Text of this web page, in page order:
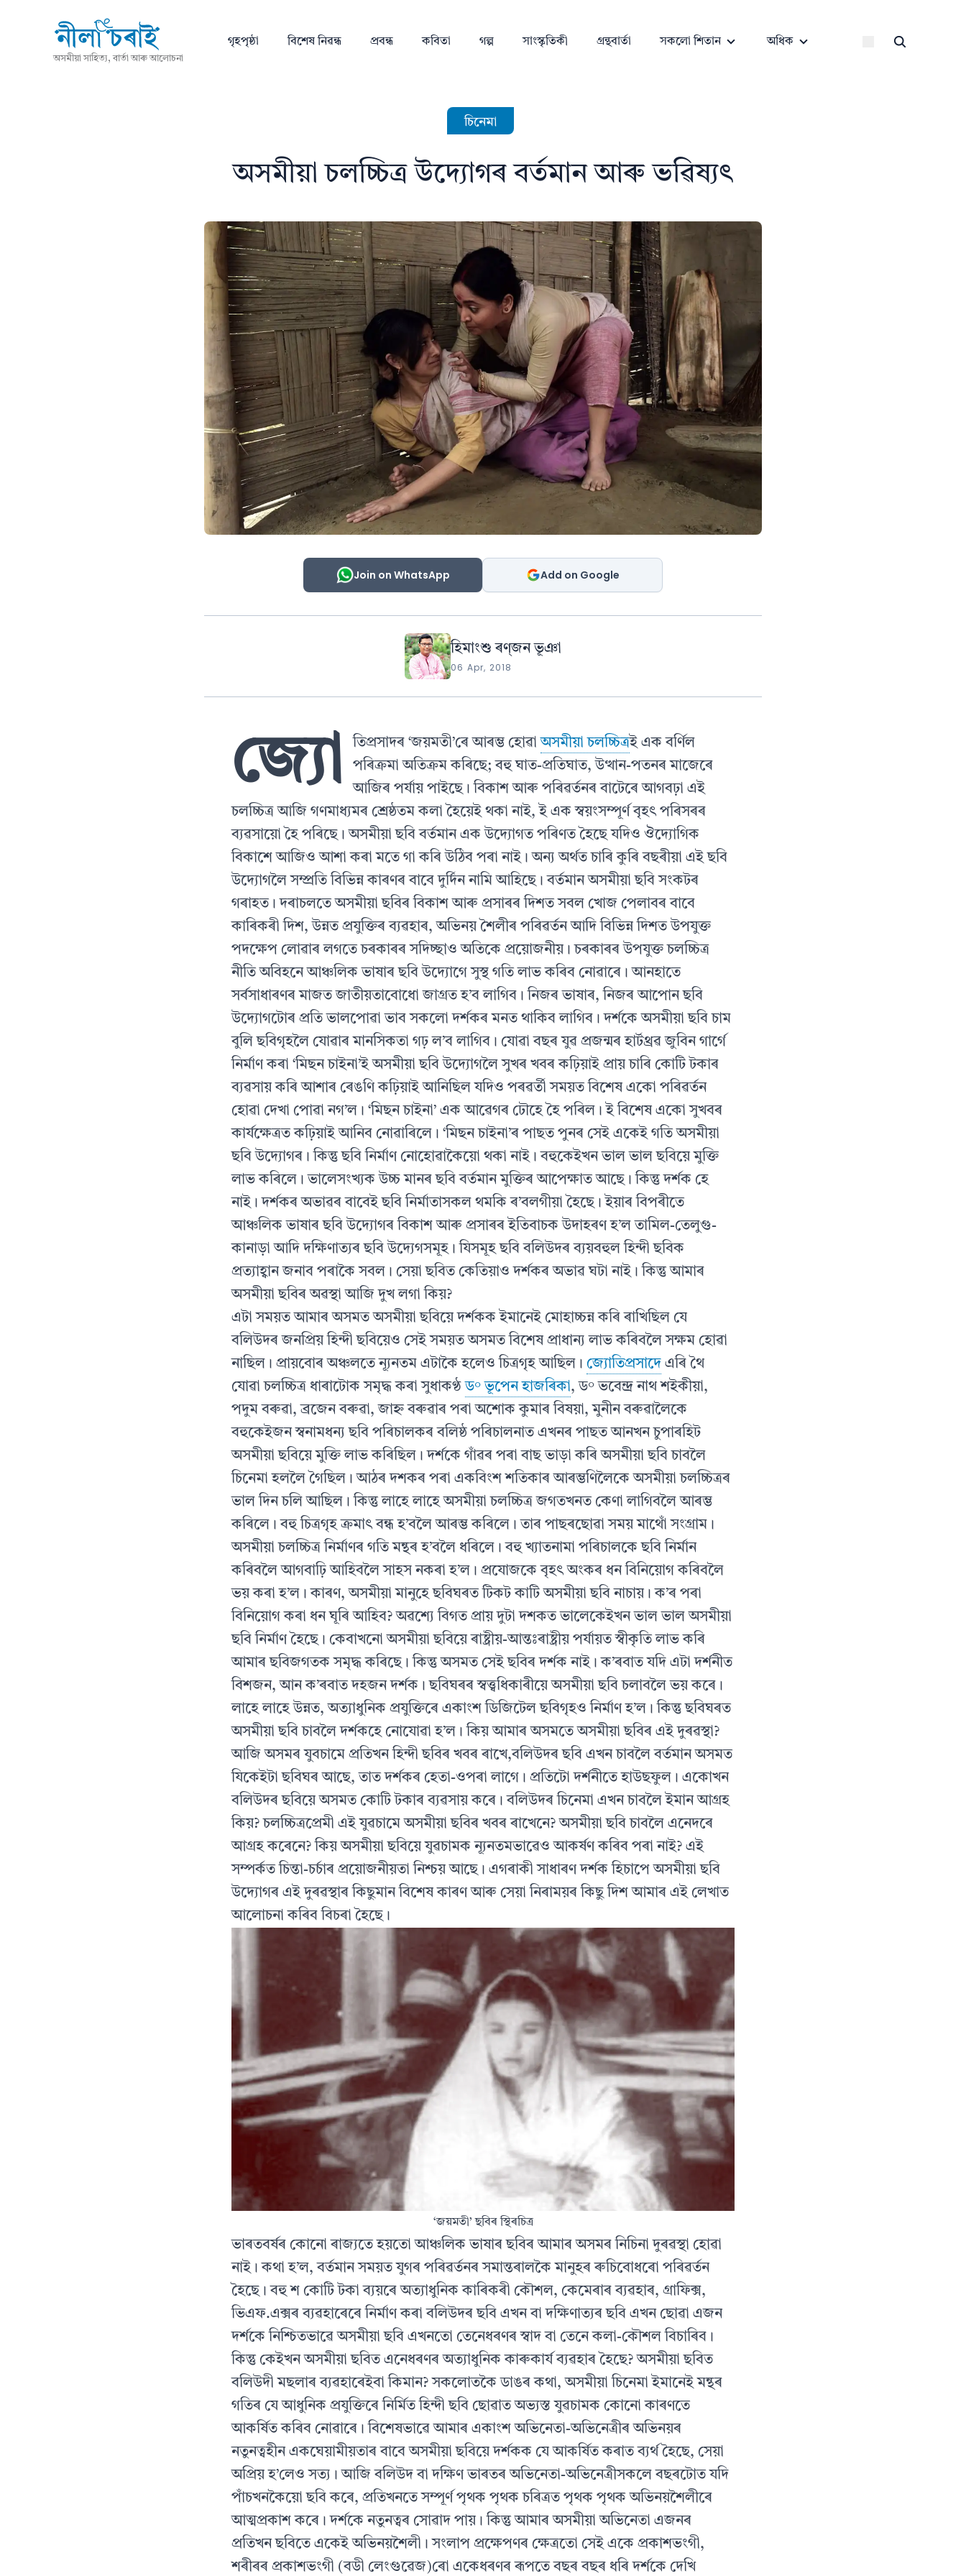
অসমীয়া সাহিত্য, বাৰ্তা আৰু আলোচনা
গৃহপৃষ্ঠা বিশেষ নিৱন্ধ প্ৰবন্ধ কবিতা গল্প সাংস্কৃতিকী গ্ৰন্থবাৰ্তা সকলো শিতান অধিক
চিনেমা
অসমীয়া চলচ্চিত্ৰ উদ্যোগৰ বৰ্তমান আৰু ভৱিষ্যৎ
Join on WhatsApp Add on Google
হিমাংশু ৰণ্‌জন ভূঞা
06 Apr, 2018
জ্যো তিপ্ৰসাদৰ ‘জয়মতী’ৰে আৰম্ভ হোৱা অসমীয়া চলচ্চিত্রই এক বর্ণিল
পৰিক্ৰমা অতিক্রম কৰিছে; বহু ঘাত-প্রতিঘাত, উত্থান-পতনৰ মাজেৰে
আজিৰ পর্যায় পাইছে। বিকাশ আৰু পৰিৱৰ্তনৰ বাটেৰে আগবঢ়া এই
চলচ্চিত্র আজি গণমাধ্যমৰ শ্রেষ্ঠতম কলা হৈয়েই থকা নাই, ই এক স্বয়ংসম্পূর্ণ বৃহৎ পৰিসৰৰ
ব্যৱসায়ো হৈ পৰিছে। অসমীয়া ছবি বর্তমান এক উদ্যোগত পৰিণত হৈছে যদিও ঔদ্যোগিক
বিকাশে আজিও আশা কৰা মতে গা কৰি উঠিব পৰা নাই। অন্য অর্থত চাৰি কুৰি বছৰীয়া এই ছবি
উদ্যোগলৈ সম্প্রতি বিভিন্ন কাৰণৰ বাবে দুর্দিন নামি আহিছে। বর্তমান অসমীয়া ছবি সংকটৰ
গৰাহত। দৰাচলতে অসমীয়া ছবিৰ বিকাশ আৰু প্ৰসাৰৰ দিশত সবল খোজ পেলাবৰ বাবে
কাৰিকৰী দিশ, উন্নত প্রযুক্তিৰ ব্যৱহাৰ, অভিনয় শৈলীৰ পৰিৱৰ্তন আদি বিভিন্ন দিশত উপযুক্ত
পদক্ষেপ লোৱাৰ লগতে চৰকাৰৰ সদিচ্ছাও অতিকে প্রয়োজনীয়। চৰকাৰৰ উপযুক্ত চলচ্চিত্র
নীতি অবিহনে আঞ্চলিক ভাষাৰ ছবি উদ্যোগে সুস্থ গতি লাভ কৰিব নোৱাৰে। আনহাতে
সর্বসাধাৰণৰ মাজত জাতীয়তাবোধো জাগ্ৰত হ’ব লাগিব। নিজৰ ভাষাৰ, নিজৰ আপোন ছবি
উদ্যোগটোৰ প্রতি ভালপোৱা ভাব সকলো দর্শকৰ মনত থাকিব লাগিব। দর্শকে অসমীয়া ছবি চাম
বুলি ছবিগৃহলৈ যোৱাৰ মানসিকতা গঢ় ল’ব লাগিব। যোৱা বছৰ যুৱ প্ৰজন্মৰ হার্টথ্রৱ জুবিন গার্গে
নির্মাণ কৰা ‘মিছন চাইনা’ই অসমীয়া ছবি উদ্যোগলৈ সুখৰ খবৰ কঢ়িয়াই প্রায় চাৰি কোটি টকাৰ
ব্যৱসায় কৰি আশাৰ ৰেঙণি কঢ়িয়াই আনিছিল যদিও পৰৱৰ্তী সময়ত বিশেষ একো পৰিৱৰ্তন
হোৱা দেখা পোৱা নগ’ল। ‘মিছন চাইনা’ এক আৱেগৰ ঢৌহে হৈ পৰিল। ই বিশেষ একো সুখবৰ
কার্যক্ষেত্ৰত কঢ়িয়াই আনিব নোৱাৰিলে। ‘মিছন চাইনা’ৰ পাছত পুনৰ সেই একেই গতি অসমীয়া
ছবি উদ্যোগৰ। কিন্তু ছবি নির্মাণ নোহোৱাকৈয়ো থকা নাই। বহুকেইখন ভাল ভাল ছবিয়ে মুক্তি
লাভ কৰিলে। ভালেসংখ্যক উচ্চ মানৰ ছবি বর্তমান মুক্তিৰ আপেক্ষাত আছে। কিন্তু দর্শক হে
নাই। দর্শকৰ অভাৱৰ বাবেই ছবি নির্মাতাসকল থমকি ৰ’বলগীয়া হৈছে। ইয়াৰ বিপৰীতে
আঞ্চলিক ভাষাৰ ছবি উদ্যোগৰ বিকাশ আৰু প্ৰসাৰৰ ইতিবাচক উদাহৰণ হ’ল তামিল-তেলুগু-
কানাড়া আদি দক্ষিণাত্যৰ ছবি উদ্যেগসমূহ। যিসমূহ ছবি বলিউদৰ ব্যয়বহুল হিন্দী ছবিক
প্রত্যাহ্বান জনাব পৰাকৈ সবল। সেয়া ছবিত কেতিয়াও দর্শকৰ অভাৱ ঘটা নাই। কিন্তু আমাৰ
অসমীয়া ছবিৰ অৱস্থা আজি দুখ লগা কিয়?
এটা সময়ত আমাৰ অসমত অসমীয়া ছবিয়ে দর্শকক ইমানেই মোহাচ্চন্ন কৰি ৰাখিছিল যে
বলিউদৰ জনপ্রিয় হিন্দী ছবিয়েও সেই সময়ত অসমত বিশেষ প্রাধান্য লাভ কৰিবলৈ সক্ষম হোৱা
নাছিল । প্ৰায়বোৰ অঞ্চলতে ন্যূনতম এটাকৈ হলেও চিত্ৰগৃহ আছিল। জ্যোতিপ্ৰসাদে এৰি থৈ
যোৱা চলচ্চিত্র ধাৰাটোক সমৃদ্ধ কৰা সুধাকণ্ঠ ড° ভূপেন হাজৰিকা, ড° ভবেন্দ্ৰ নাথ শইকীয়া,
পদুম বৰুৱা, ব্ৰজেন বৰুৱা, জাহ্ন বৰুৱাৰ পৰা অশোক কুমাৰ বিষয়া, মুনীন বৰুৱালৈকে
বহুকেইজন স্বনামধন্য ছবি পৰিচালকৰ বলিষ্ঠ পৰিচালনাত এখনৰ পাছত আনখন চুপাৰহিট
অসমীয়া ছবিয়ে মুক্তি লাভ কৰিছিল। দর্শকে গাঁৱৰ পৰা বাছ ভাড়া কৰি অসমীয়া ছবি চাবলৈ
চিনেমা হললৈ গৈছিল। আঠৰ দশকৰ পৰা একবিংশ শতিকাৰ আৰম্ভণিলৈকে অসমীয়া চলচ্চিত্ৰৰ
ভাল দিন চলি আছিল। কিন্তু লাহে লাহে অসমীয়া চলচ্চিত্র জগতখনত কেণা লাগিবলৈ আৰম্ভ
কৰিলে। বহু চিত্ৰগৃহ ক্ৰমাৎ বন্ধ হ’বলৈ আৰম্ভ কৰিলে। তাৰ পাছৰছোৱা সময় মাথোঁ সংগ্রাম।
অসমীয়া চলচ্চিত্র নির্মাণৰ গতি মন্থৰ হ’বলৈ ধৰিলে। বহু খ্যাতনামা পৰিচালকে ছবি নির্মান
কৰিবলৈ আগবাঢ়ি আহিবলৈ সাহস নকৰা হ’ল। প্রযোজকে বৃহৎ অংকৰ ধন বিনিয়োগ কৰিবলৈ
ভয় কৰা হ’ল। কাৰণ, অসমীয়া মানুহে ছবিঘৰত টিকট কাটি অসমীয়া ছবি নাচায়। ক’ৰ পৰা
বিনিয়োগ কৰা ধন ঘূৰি আহিব? অৱশ্যে বিগত প্রায় দুটা দশকত ভালেকেইখন ভাল ভাল অসমীয়া
ছবি নির্মাণ হৈছে। কেবাখনো অসমীয়া ছবিয়ে ৰাষ্ট্ৰীয়-আন্তঃৰাষ্ট্ৰীয় পৰ্যায়ত স্বীকৃতি লাভ কৰি
আমাৰ ছবিজগতক সমৃদ্ধ কৰিছে। কিন্তু অসমত সেই ছবিৰ দর্শক নাই। ক’ৰবাত যদি এটা দর্শনীত
বিশজন, আন ক’ৰবাত দহজন দর্শক। ছবিঘৰৰ স্বত্ত্বধিকাৰীয়ে অসমীয়া ছবি চলাবলৈ ভয় কৰে।
লাহে লাহে উন্নত, অত্যাধুনিক প্রযুক্তিৰে একাংশ ডিজিটেল ছবিগৃহও নির্মাণ হ’ল। কিন্তু ছবিঘৰত
অসমীয়া ছবি চাবলৈ দর্শকহে নোযোৱা হ’ল। কিয় আমাৰ অসমতে অসমীয়া ছবিৰ এই দুৰৱস্থা?
আজি অসমৰ যুবচামে প্রতিখন হিন্দী ছবিৰ খবৰ ৰাখে,বলিউদৰ ছবি এখন চাবলৈ বর্তমান অসমত
যিকেইটা ছবিঘৰ আছে, তাত দর্শকৰ হেতা-ওপৰা লাগে। প্ৰতিটো দর্শনীতে হাউছফুল । একোখন
বলিউদৰ ছবিয়ে অসমত কোটি টকাৰ ব্যৱসায় কৰে। বলিউদৰ চিনেমা এখন চাবলৈ ইমান আগ্রহ
কিয়? চলচ্চিত্রপ্রেমী এই যুৱচামে অসমীয়া ছবিৰ খবৰ ৰাখেনে? অসমীয়া ছবি চাবলৈ এনেদৰে
আগ্ৰহ কৰেনে? কিয় অসমীয়া ছবিয়ে যুৱচামক ন্যূনতমভাৱেও আকর্ষণ কৰিব পৰা নাই? এই
সম্পর্কত চিন্তা-চৰ্চাৰ প্রয়োজনীয়তা নিশ্চয় আছে। এগৰাকী সাধাৰণ দর্শক হিচাপে অসমীয়া ছবি
উদ্যোগৰ এই দুৰৱস্থাৰ কিছুমান বিশেষ কাৰণ আৰু সেয়া নিৰাময়ৰ কিছু দিশ আমাৰ এই লেখাত
আলোচনা কৰিব বিচৰা হৈছে।
‘জয়মতী’ ছবিৰ স্থিৰচিত্ৰ
ভাৰতবৰ্ষৰ কোনো ৰাজ্যতে হয়তো আঞ্চলিক ভাষাৰ ছবিৰ আমাৰ অসমৰ নিচিনা দুৰৱস্থা হোৱা
নাই। কথা হ’ল, বর্তমান সময়ত যুগৰ পৰিৱৰ্তনৰ সমান্তৰালকৈ মানুহৰ ৰুচিবোধৰো পৰিৱৰ্তন
হৈছে। বহু শ কোটি টকা ব্যয়ৰে অত্যাধুনিক কাৰিকৰী কৌশল, কেমেৰাৰ ব্যৱহাৰ, গ্রাফিক্স,
ভিএফ.এক্সৰ ব্যৱহাৰেৰে নির্মাণ কৰা বলিউদৰ ছবি এখন বা দক্ষিণাত্যৰ ছবি এখন ছোৱা এজন
দর্শকে নিশ্চিতভাৱে অসমীয়া ছবি এখনতো তেনেধৰণৰ স্বাদ বা তেনে কলা-কৌশল বিচাৰিব।
কিন্তু কেইখন অসমীয়া ছবিত এনেধৰণৰ অত্যাধুনিক কাৰুকার্য ব্যৱহাৰ হৈছে? অসমীয়া ছবিত
বলিউদী মছলাৰ ব্যৱহাৰেইবা কিমান? সকলোতকৈ ডাঙৰ কথা, অসমীয়া চিনেমা ইমানেই মন্থৰ
গতিৰ যে আধুনিক প্রযুক্তিৰে নির্মিত হিন্দী ছবি ছোৱাত অভ্যস্ত যুৱচামক কোনো কাৰণতে
আকর্ষিত কৰিব নোৱাৰে। বিশেষভাৱে আমাৰ একাংশ অভিনেতা-অভিনেত্রীৰ অভিনয়ৰ
নতুনত্বহীন একঘেয়ামীয়তাৰ বাবে অসমীয়া ছবিয়ে দর্শকক যে আকর্ষিত কৰাত ব্যৰ্থ হৈছে, সেয়া
অপ্রিয় হ’লেও সত্য। আজি বলিউদ বা দক্ষিণ ভাৰতৰ অভিনেতা-অভিনেত্রীসকলে বছৰটোত যদি
পাঁচখনকৈয়ো ছবি কৰে, প্ৰতিখনতে সম্পূর্ণ পৃথক পৃথক চৰিত্ৰত পৃথক পৃথক অভিনয়শৈলীৰে
আত্মপ্রকাশ কৰে। দর্শকে নতুনত্বৰ সোৱাদ পায়। কিন্তু আমাৰ অসমীয়া অভিনেতা এজনৰ
প্ৰতিখন ছবিতে একেই অভিনয়শৈলী। সংলাপ প্রক্ষেপণৰ ক্ষেত্ৰতো সেই একে প্রকাশভংগী,
শৰীৰৰ প্রকাশভংগী (বডী লেংগুৱেজ)ৰো একেধৰণৰ ৰূপতে বছৰ বছৰ ধৰি দৰ্শকে দেখি